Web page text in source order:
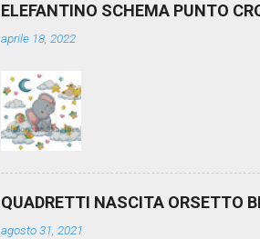
ELEFANTINO SCHEMA PUNTO
aprile 18, 2022
QUADRETTI NASCITA ORSETTO
agosto 31, 2021